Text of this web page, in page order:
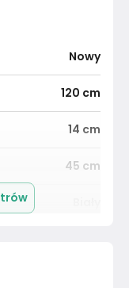
Nowy
120 cm
14 cm
45 cm